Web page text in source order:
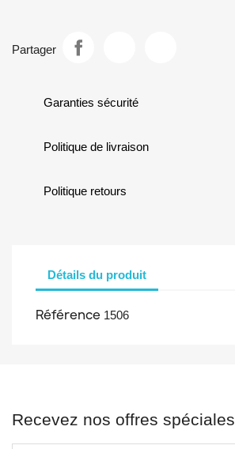
Partager
Garanties sécurité
Politique de livraison
Politique retours
Détails du produit
Référence 1506
Recevez nos offres spéciales